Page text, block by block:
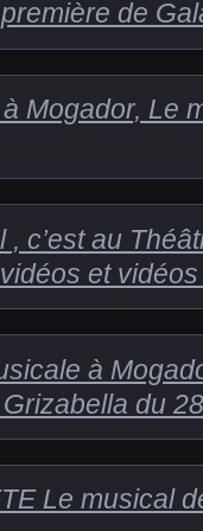
de
Mogador, Le
c’est au
et
à
du
Le musical